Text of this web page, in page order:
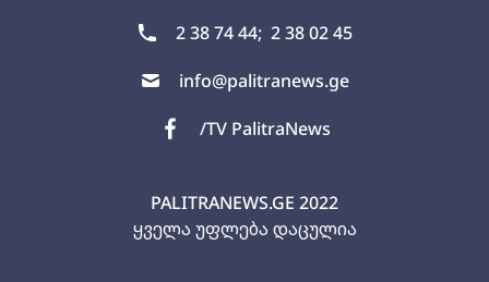
2 38 74 44; 2 38 02 45
info@palitranews.ge
/TV PalitraNews
PALITRANEWS.GE 2022
ყველა უფლება დაცულია